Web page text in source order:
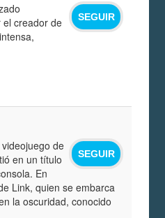
SEGUIR
el creador de
SEGUIR
de
en un título
En
Link, quien se embarca
la oscuridad, conocido